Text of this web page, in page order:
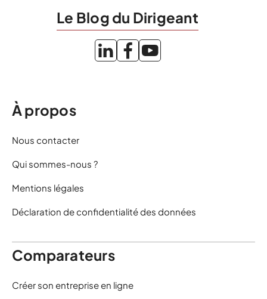
Le Blog du Dirigeant
À propos
Nous contacter
Qui sommes-nous ?
Mentions légales
Déclaration de confidentialité des données
Comparateurs
Créer son entreprise en ligne